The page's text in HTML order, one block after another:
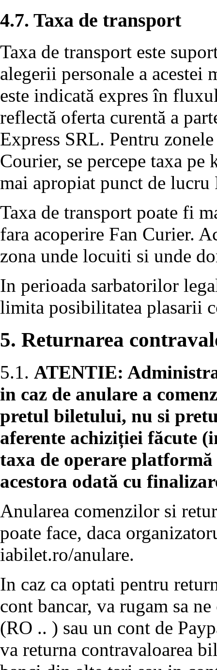
4.7. Taxa de transport
Taxa de transport este
alegerii personale a
este indicată expres în
reflectă oferta curentă a
Express SRL. Pentru
Courier, se percepe taxa
mai apropiat punct de
Taxa de transport poate fi
fara acoperire Fan Curier.
zona unde locuiti si unde
In perioada sarbatorilor
limita posibilitatea plasarii
5. Returnarea
5.1. ATENTIE:
in caz de anulare a
pretul biletului, nu si
aferente achiziției făcute
taxa de operare
acestora odată cu
Anularea comenzilor si
poate face, daca
iabilet.ro/anulare.
In caz ca optati pentru
cont bancar, va rugam sa
(RO .. ) sau un cont de
va returna contravaloarea